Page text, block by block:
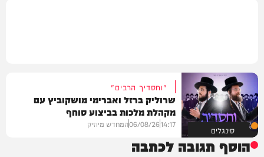
סינגלים
"וחסדיך הרבים"
שרוליק ברזל ואברימי מושקוביץ עם
מקהלת מלכות בביצוע סוחף
14:17
06/08/26המחדש מיוזיק
הוסף תגובה לכתבה